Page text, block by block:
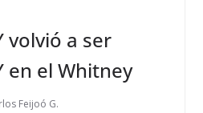
volvió a ser
en el Whitney
Feijoó G.